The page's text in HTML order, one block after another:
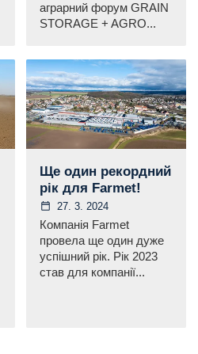
аграрний форум GRAIN
STORAGE + AGRO...
Ще один рекордний
рік для Farmet!
27. 3. 2024
Компанія Farmet
провела ще один дуже
успішний рік. Рік 2023
став для компанії...